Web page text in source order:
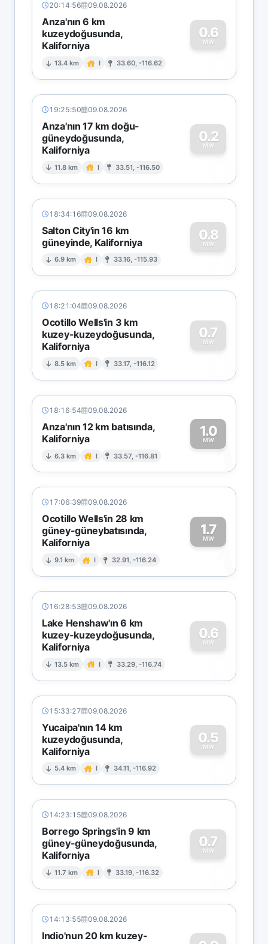
20:14:56 09.08.2026
Anza'nın 6 km
kuzeydoğusunda,
Kaliforniya
13.4 km I 33.60, -116.62
0.6
MW
0
19:25:50 09.08.2026
Anza'nın 17 km doğu-
güneydoğusunda,
Kaliforniya
11.8 km I 33.51, -116.50
0.2
MW
0
18:34:16 09.08.2026
Salton City'in 16 km
güneyinde, Kaliforniya
6.9 km I 33.16, -115.93
0.8
MW
0
18:21:04 09.08.2026
Ocotillo Wells'in 3 km
kuzey-kuzeydoğusunda,
Kaliforniya
8.5 km I 33.17, -116.12
0.7
MW
0
18:16:54 09.08.2026
Anza'nın 12 km batısında,
Kaliforniya
6.3 km I 33.57, -116.81
1.0
MW1
17:06:39 09.08.2026
Ocotillo Wells'in 28 km
güney-güneybatısında,
Kaliforniya
9.1 km I 32.91, -116.24
1.7
MW
1
16:28:53 09.08.2026
Lake Henshaw'ın 6 km
kuzey-kuzeydoğusunda,
Kaliforniya
13.5 km I 33.29, -116.74
0.6
MW
0
15:33:27 09.08.2026
Yucaipa'nın 14 km
kuzeydoğusunda,
Kaliforniya
5.4 km I 34.11, -116.92
0.5
MW
0
14:23:15 09.08.2026
Borrego Springs'in 9 km
güney-güneydoğusunda,
Kaliforniya
11.7 km I 33.19, -116.32
0.7
MW
0
14:13:55 09.08.2026
Indio'nun 20 km kuzey-